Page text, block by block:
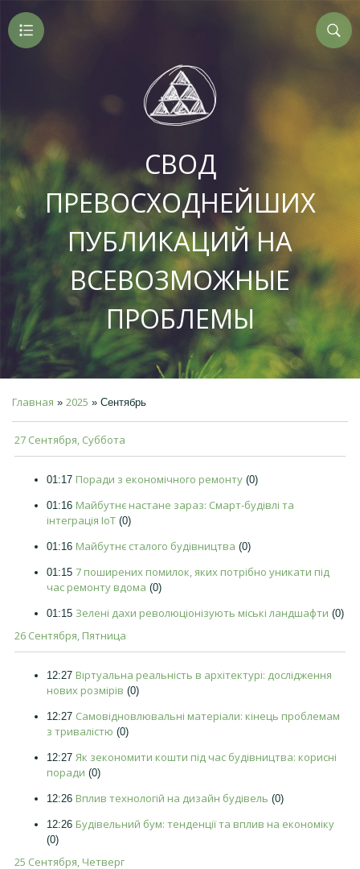
СВОД
ПРЕВОСХОДНЕЙШИХ
ПУБЛИКАЦИЙ НА
ВСЕВОЗМОЖНЫЕ
ПРОБЛЕМЫ
Главная » 2025 » Сентябрь
27 Сентября, Суббота
01:17 Поради з економічного ремонту (0)
01:16 Майбутнє настане зараз: Смарт-будівлі та
інтеграція IoT (0)
01:16 Майбутнє сталого будівництва (0)
01:15 7 поширених помилок, яких потрібно уникати під
час ремонту вдома (0)
01:15 Зелені дахи революціонізують міські ландшафти (0)
26 Сентября, Пятница
12:27 Віртуальна реальність в архітектурі: дослідження
нових розмірів (0)
12:27 Самовідновлювальні матеріали: кінець проблемам
з тривалістю (0)
12:27 Як зекономити кошти під час будівництва: корисні
поради (0)
12:26 Вплив технологій на дизайн будівель (0)
12:26 Будівельний бум: тенденції та вплив на економіку
(0)
25 Сентября, Четверг